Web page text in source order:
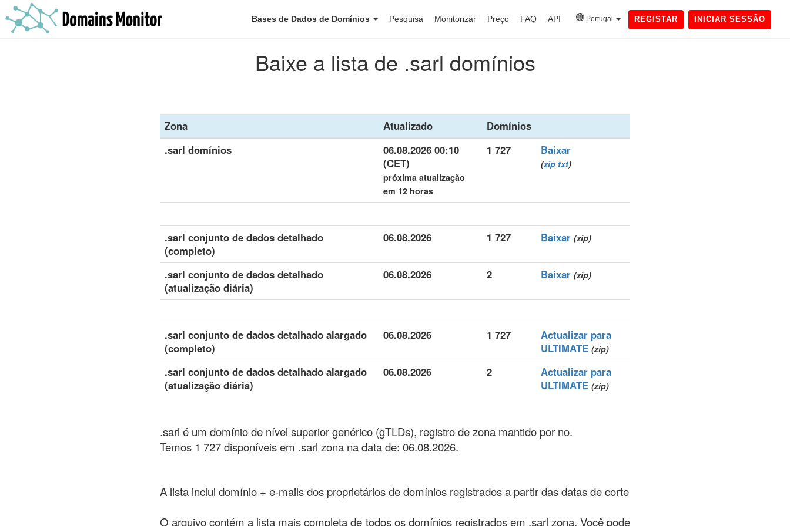
Bases de Dados de Domínios Pesquisa Monitorizar Preço FAQ API Portugal REGISTAR INICIAR SESSÃO
Baixe a lista de .sarl domínios
Zona Atualizado
Domínios
.sarl domínios
06.08.2026 00:10
(CET)
próxima atualização
em 12 horas
1 727 Baixar
(zip txt)
.sarl conjunto de dados detalhado
(completo)
06.08.2026 1 727 Baixar (zip)
.sarl conjunto de dados detalhado
(atualização diária)
06.08.2026 2 Baixar (zip)
.sarl conjunto de dados detalhado alargado
(completo)
06.08.2026 1 727
Actualizar para
ULTIMATE (zip)
.sarl conjunto de dados detalhado alargado
(atualização diária)
06.08.2026 2
Actualizar para
ULTIMATE (zip)
.sarl é um domínio de nível superior genérico (gTLDs), registro de zona mantido por no.
Temos 1 727 disponíveis em .sarl zona na data de: 06.08.2026.
A lista inclui domínio + e-mails dos proprietários de domínios registrados a partir das datas de corte
O arquivo contém a lista mais completa de todos os domínios registrados em .sarl zona. Você pode